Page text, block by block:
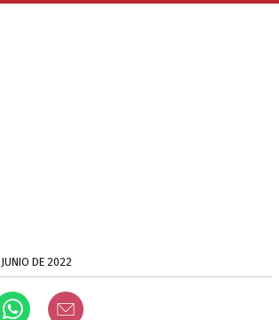
DE 2022